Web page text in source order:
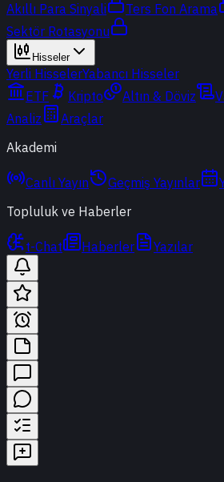
Akıllı Para Sinyali
Ters Fon Arama
Sektör Rotasyonu
Hisseler
Yerli HisselerYabancı Hisseler
ETF
Kripto Altın & Döviz
Analiz
Araçlar
Akademi
Canlı Yayın Geçmiş Yayınlar
Topluluk ve Haberler
t-Chat Haberler Yazılar